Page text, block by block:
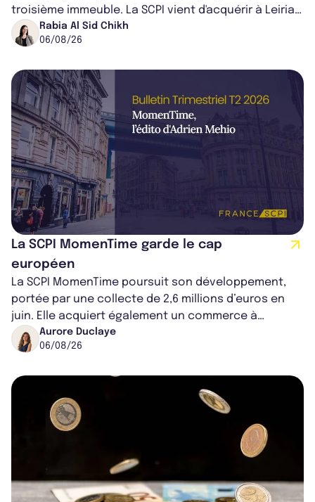
troisième immeuble. La SCPI vient d'acquérir à Leiria,
dans le centre du pays, un établis...
Rabia Al Sid Chikh
06/08/26
La SCPI MomenTime garde le cap
européen
La SCPI MomenTime poursuit son développement,
portée par une collecte de 2,6 millions d’euros en
juin. Elle acquiert également un commerce à
Worcester, place une plateforme logisti...
Aurore Duclaye
06/08/26